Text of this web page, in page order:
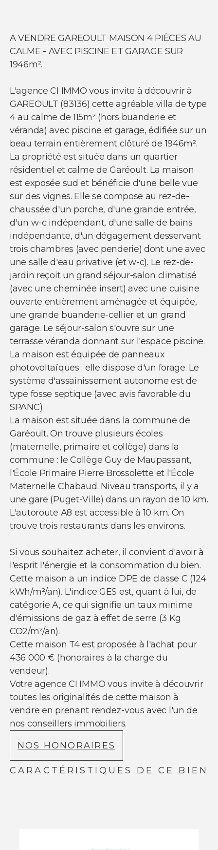
A VENDRE GAREOULT MAISON 4 PIÈCES AU
CALME - AVEC PISCINE ET GARAGE SUR
1946m².
L'agence CI IMMO vous invite à découvrir à
GAREOULT (83136) cette agréable villa de type
4 au calme de 115m² (hors buanderie et
véranda) avec piscine et garage, édifiée sur un
beau terrain entièrement clôturé de 1946m².
La propriété est située dans un quartier
résidentiel et calme de Garéoult. La maison
est exposée sud et bénéficie d'une belle vue
sur des vignes. Elle se compose au rez-de-
chaussée d'un porche, d'une grande entrée,
d'un w-c indépendant, d'une salle de bains
indépendante, d'un dégagement desservant
trois chambres (avec penderie) dont une avec
une salle d'eau privative (et w-c). Le rez-de-
jardin reçoit un grand séjour-salon climatisé
(avec une cheminée insert) avec une cuisine
ouverte entièrement aménagée et équipée,
une grande buanderie-cellier et un grand
garage. Le séjour-salon s'ouvre sur une
terrasse véranda donnant sur l'espace piscine.
La maison est équipée de panneaux
photovoltaïques ; elle dispose d'un forage. Le
système d'assainissement autonome est de
type fosse septique (avec avis favorable du
SPANC)
La maison est située dans la commune de
Garéoult. On trouve plusieurs écoles
(maternelle, primaire et collège) dans la
commune : le Collège Guy de Maupassant,
l'École Primaire Pierre Brossolette et l'École
Maternelle Chabaud. Niveau transports, il y a
une gare (Puget-Ville) dans un rayon de 10 km.
L'autoroute A8 est accessible à 10 km. On
trouve trois restaurants dans les environs.
Si vous souhaitez acheter, il convient d'avoir à
l'esprit l'énergie et la consommation du bien.
Cette maison a un indice DPE de classe C (124
kWh/m²/an). L'indice GES est, quant à lui, de
catégorie A, ce qui signifie un taux minime
d'émissions de gaz à effet de serre (3 Kg
CO2/m²/an).
Cette maison T4 est proposée à l'achat pour
436 000 € (honoraires à la charge du
vendeur).
Votre agence CI IMMO vous invite à découvrir
toutes les originalités de cette maison à
vendre en prenant rendez-vous avec l'un de
nos conseillers immobiliers.
NOS HONORAIRES
CARACTÉRISTIQUES DE CE BIEN
Acheter un parking
Acheter des bureaux
Estimer votre bien
Louer une maison
Louer un parking
Louer un commerce
Louer des bureaux
NOUS SUIVRE
Nos actualités
Facebook
Instagram
Linkedin
Youtube
© Copyright 2021 Ci-immo - Tous droits
réservés